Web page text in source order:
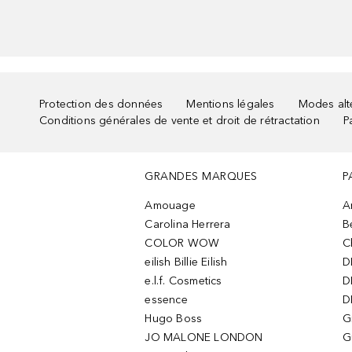
Protection des données Mentions légales
Modes
Conditions générales de vente et droit de rétractation
GRANDES MARQUES
Amouage
Carolina Herrera
COLOR WOW
eilish Billie Eilish
e.l.f. Cosmetics
essence
Hugo Boss
JO MALONE LONDON